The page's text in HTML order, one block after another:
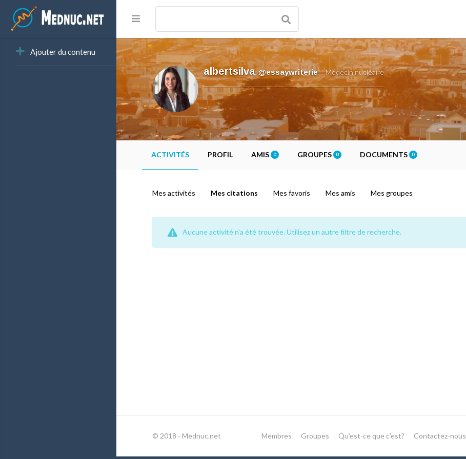
Ajouter du contenu
albertsilva,@essaywriterie Médecin nucléaire
ACTIVITÉS PROFIL AMIS 0 GROUPES 0 DOCUMENTS 0
Mes activités Mes citations Mes favoris Mes amis Mes groupes
Aucune activité n'a été trouvée. Utilisez un autre filtre de recherche.
© 2018 - Mednuc.net Membres Groupes Qu’est-ce que c’est? Contactez-nous